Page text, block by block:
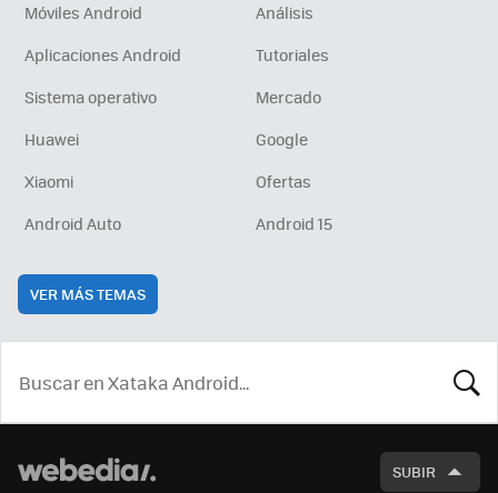
Móviles Android
Análisis
Aplicaciones Android
Tutoriales
Sistema operativo
Mercado
Huawei
Google
Xiaomi
Ofertas
Android Auto
Android 15
VER MÁS TEMAS
SUBIR